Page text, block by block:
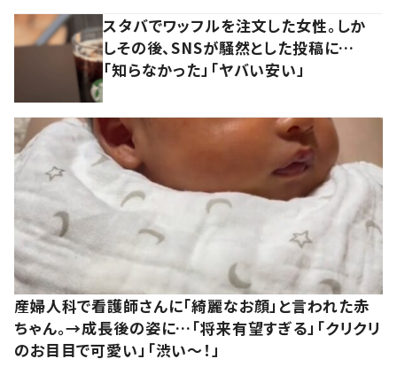
スタバでワッフルを注文した女性。しか
しその後、SNSが騒然とした投稿に…
「知らなかった」「ヤバい安い」
産婦人科で看護師さんに「綺麗なお顔」と言われた赤
ちゃん。→成長後の姿に…「将来有望すぎる」「クリクリ
のお目目で可愛い」「渋い～！」